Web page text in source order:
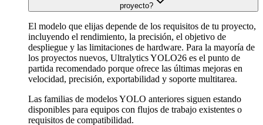
proyecto?
El modelo que elijas depende de los requisitos de tu proyecto,
incluyendo el rendimiento, la precisión, el objetivo de
despliegue y las limitaciones de hardware. Para la mayoría de
los proyectos nuevos, Ultralytics YOLO26 es el punto de
partida recomendado porque ofrece las últimas mejoras en
velocidad, precisión, exportabilidad y soporte multitarea.
Las familias de modelos YOLO anteriores siguen estando
disponibles para equipos con flujos de trabajo existentes o
requisitos de compatibilidad.